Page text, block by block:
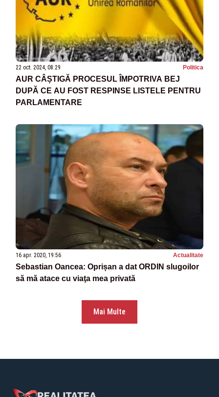
22 oct. 2024, 08:29 Politica
AUR CÂȘTIGĂ PROCESUL ÎMPOTRIVA BEJ
DUPĂ CE AU FOST RESPINSE LISTELE PENTRU
PARLAMENTARE
16 apr. 2020, 19:56 Actualitate
Sebastian Oancea: Oprișan a dat ORDIN slugoilor
să mă atace cu viaţa mea privată
Mai Multe